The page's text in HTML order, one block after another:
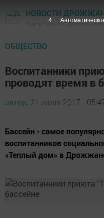
НОВОСТИ
Газета "Туган як" -
ОБЩЕСТВО
Воспитанники
проводят время в
автор, 21 июля 2017 -
Бассейн - самое
воспитанников
«Теплый дом» в
3